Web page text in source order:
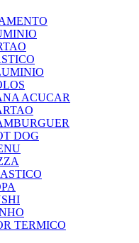
ACUCAR
DOG
TERMICO